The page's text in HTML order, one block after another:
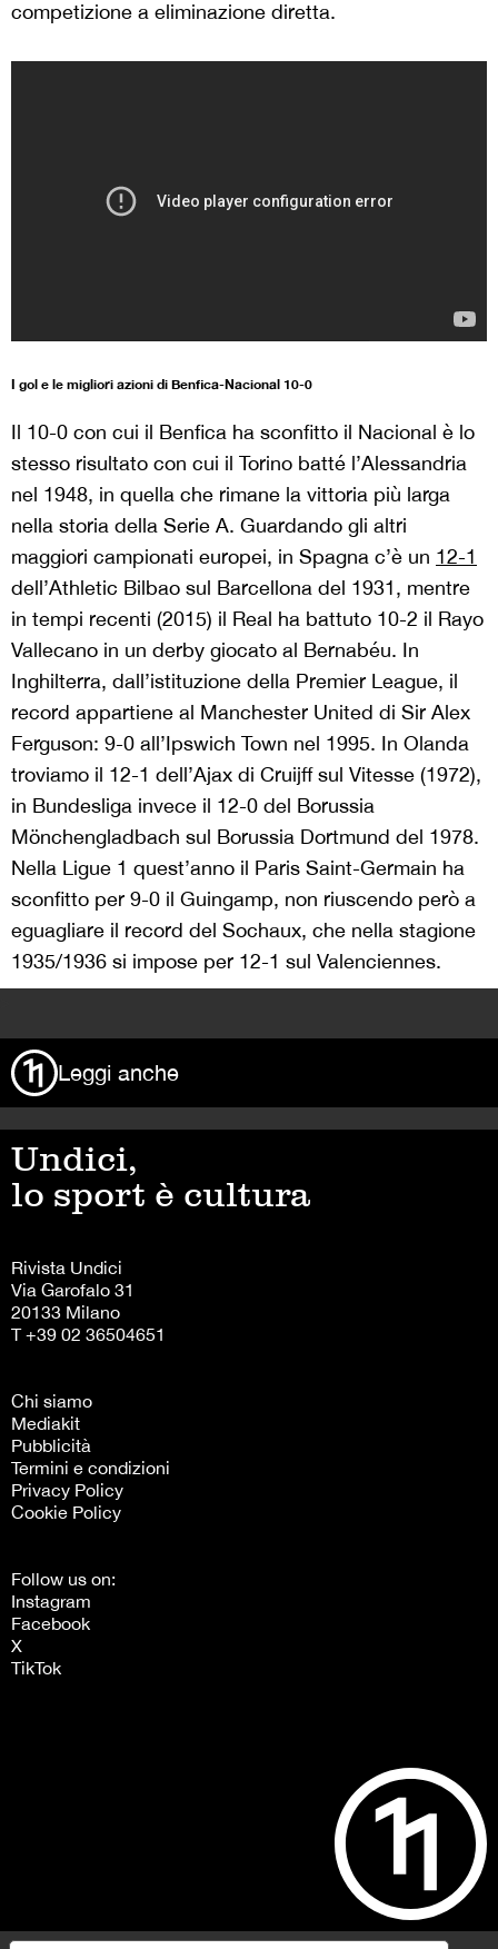
competizione a eliminazione diretta.
I gol e le migliori azioni di Benfica-Nacional 10-0
Il 10-0 con cui il Benfica ha sconfitto il Nacional è lo
stesso risultato con cui il Torino batté l’Alessandria
nel 1948, in quella che rimane la vittoria più larga
nella storia della Serie A. Guardando gli altri
maggiori campionati europei, in Spagna c’è un 12-1
dell’Athletic Bilbao sul Barcellona del 1931, mentre
in tempi recenti (2015) il Real ha battuto 10-2 il Rayo
Vallecano in un derby giocato al Bernabéu. In
Inghilterra, dall’istituzione della Premier League, il
record appartiene al Manchester United di Sir Alex
Ferguson: 9-0 all’Ipswich Town nel 1995. In Olanda
troviamo il 12-1 dell’Ajax di Cruijff sul Vitesse (1972),
in Bundesliga invece il 12-0 del Borussia
Mönchengladbach sul Borussia Dortmund del 1978.
Nella Ligue 1 quest’anno il Paris Saint-Germain ha
sconfitto per 9-0 il Guingamp, non riuscendo però a
eguagliare il record del Sochaux, che nella stagione
1935/1936 si impose per 12-1 sul Valenciennes.
Leggi anche
Undici,
lo sport è cultura
Rivista Undici
Via Garofalo 31
20133 Milano
T +39 02 36504651
Chi siamo
Mediakit
Pubblicità
Termini e condizioni
Privacy Policy
Cookie Policy
Follow us on:
Instagram
Facebook
X
TikTok